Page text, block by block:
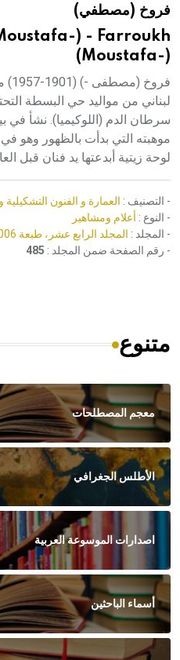
هيئة الموسوعة العربيةفروخ (مصطفي)
) - Farroukh
(Moustafa-)
لبناني من مواليد حي البسطة
سرطان الدم (اللوكيميا). نشأ
موهبته التي بدأت بالظهور وهو
لوحة زيتية أبدعتها يد فنان قبل
- التصنيف : العمارة و الفنون التشكيلية
- النوع : أعلام ومشاهير
- المجلد : المجلد الرابع عشر، طبعة 2006، دمشق
- رقم الصفحة ضمن المجلد : 485
متنوع
معجم المصطلحات
الأطلس الجغرافي
اصدارات الموسوعة العربية
أسماء الباحثين